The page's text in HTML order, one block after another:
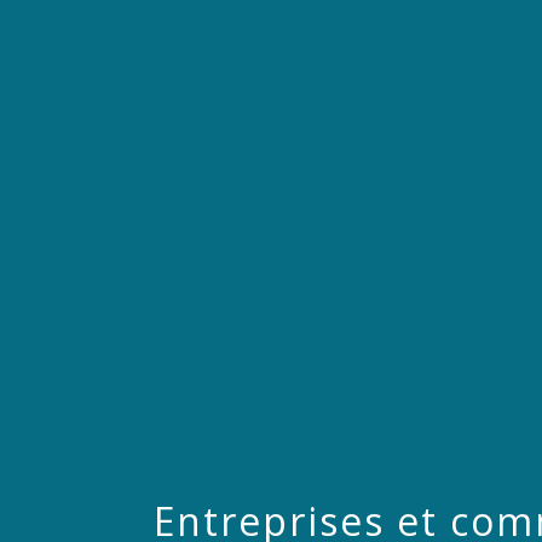
Entreprises et